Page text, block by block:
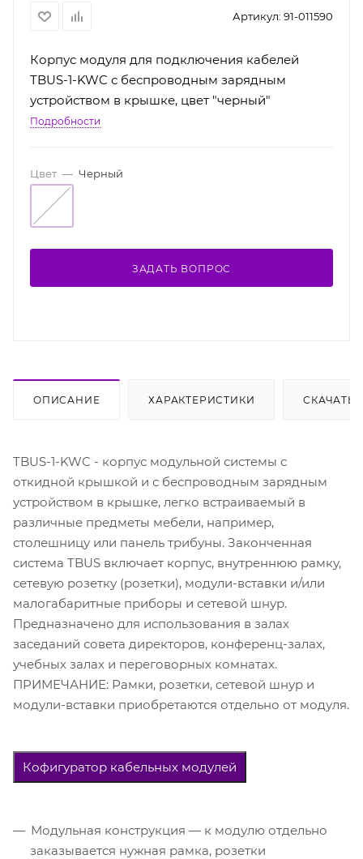
Артикул: 91-011590
Корпус модуля для подключения кабелей
TBUS-1-KWC с беспроводным зарядным
устройством в крышке, цвет "черный"
Подробности
Цвет — Черный
ЗАДАТЬ ВОПРОС
ОПИСАНИЕ ХАРАКТЕРИСТИКИ СКАЧАТЬ
TBUS-1-KWC - корпус модульной системы с
откидной крышкой и с беспроводным зарядным
устройством в крышке, легко встраиваемый в
различные предметы мебели, например,
столешницу или панель трибуны. Законченная
система TBUS включает корпус, внутреннюю рамку,
сетевую розетку (розетки), модули-вставки и/или
малогабаритные приборы и сетевой шнур.
Предназначено для использования в залах
заседаний совета директоров, конференц-залах,
учебных залах и переговорных комнатах.
ПРИМЕЧАНИЕ: Рамки, розетки, сетевой шнур и
модули-вставки приобретаются отдельно от модуля.
Кофигуратор кабельных модулей
Модульная конструкция — к модулю отдельно
заказывается нужная рамка, розетки